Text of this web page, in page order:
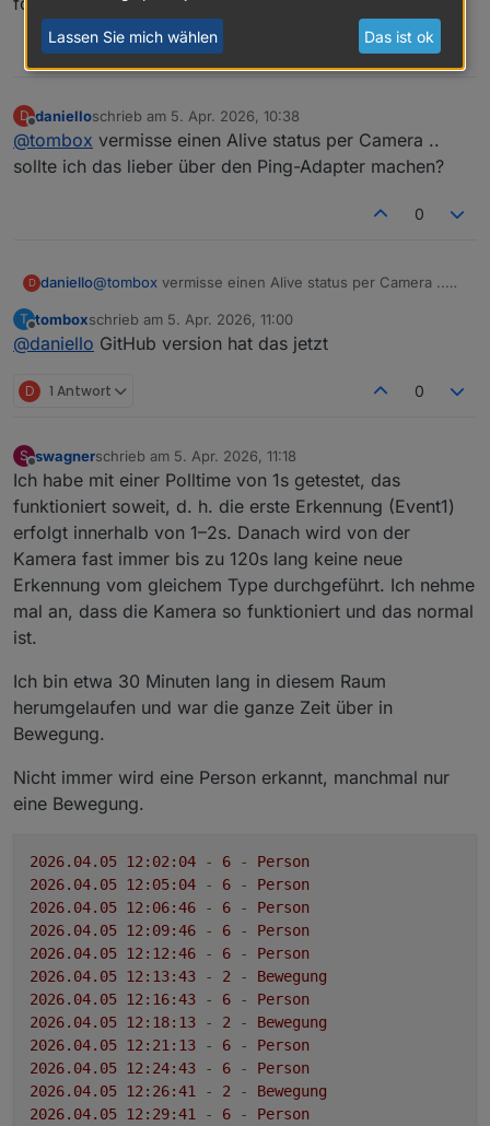
sek einstellen
0
D
Offline
danielloschrieb am 5. Apr. 2026, 10:38
zuletzt editiert von
@tombox vermisse einen Alive status per Camera ..
sollte ich das lieber über den Ping-Adapter machen?
0
D daniello@tombox vermisse einen Alive status per Camera ..
T
Offline
tomboxschrieb am 5. Apr. 2026, 11:00
zuletzt editiert von
@daniello GitHub version hat das jetzt
D 1 Antwort 0
S
Offline
swagnerschrieb am 5. Apr. 2026, 11:18
zuletzt editiert von
Ich habe mit einer Polltime von 1s getestet, das
funktioniert soweit, d. h. die erste Erkennung (Event1)
erfolgt innerhalb von 1–2s. Danach wird von der
Kamera fast immer bis zu 120s lang keine neue
Erkennung vom gleichem Type durchgeführt. Ich nehme
mal an, dass die Kamera so funktioniert und das normal
ist.
Ich bin etwa 30 Minuten lang in diesem Raum
herumgelaufen und war die ganze Zeit über in
Bewegung.
Nicht immer wird eine Person erkannt, manchmal nur
eine Bewegung.
2026.04.05 12:02:04 - 6 -
Person
2026.04.05 12:05:04 - 6 -
Person
2026.04.05 12:06:46 - 6 -
Person
2026.04.05 12:09:46 - 6 -
Person
2026.04.05 12:12:46 - 6 -
Person
2026.04.05 12:13:43 - 2 -
Bewegung
2026.04.05 12:16:43 - 6 -
Person
2026.04.05 12:18:13 - 2 -
Bewegung
2026.04.05 12:21:13 - 6 -
Person
2026.04.05 12:24:43 - 6 -
Person
2026.04.05 12:26:41 - 2 -
Bewegung
2026.04.05 12:29:41 - 6 -
Person
Lassen Sie mich wählen Das ist ok